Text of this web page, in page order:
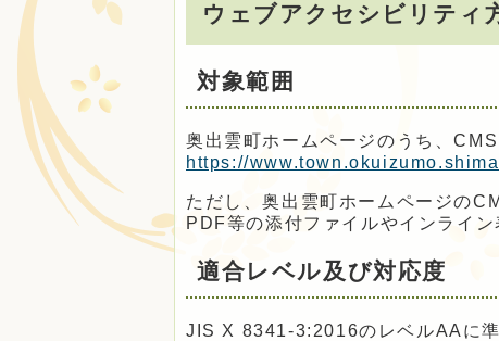
ウェブアクセシビリティ
対象範囲
奥出雲町ホームページのうち、
https://
ただし、奥出雲町ホームページの
PDF等の添付ファイルやインライ
適合レベル及び対応度
JIS X 8341-3:2016のレベルAAに